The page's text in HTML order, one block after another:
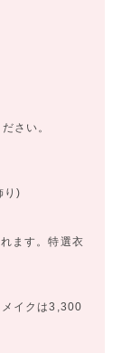
さい。
り)
ます。特選衣
イクは3,300